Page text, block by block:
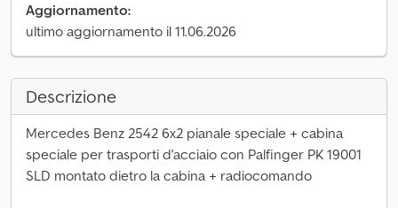
Aggiornamento:
ultimo aggiornamento il 11.06.2026
Descrizione
Mercedes Benz 2542 6x2 pianale speciale + cabina
speciale per trasporti d'acciaio con Palfinger PK 19001
SLD montato dietro la cabina + radiocomando